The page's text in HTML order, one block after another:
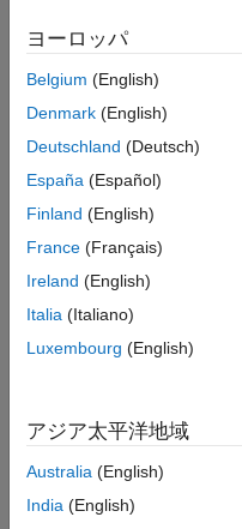
ーションの実行
監視と調整シミュレーションの実行
SD カードへの飛行データの記録
プロセッサインザループ (PIL) シ
ョンによる検証
PX4 ホスト ターゲット (PX4 ソ
ンピューターへの PX4 の展開
PX4 を使用したハードウェアイ
ヨーロッパ
Belgium (English)
Denmark (English)
Deutschland (Deutsch)
España (Español)
Finland (English)
France (Français)
Ireland (English)
Italia (Italiano)
Luxembourg (English)
アジア太平洋地域
Australia (English)
India (English)
トラストセンター
違法コピー防止
アプ
© 1994-2026 The